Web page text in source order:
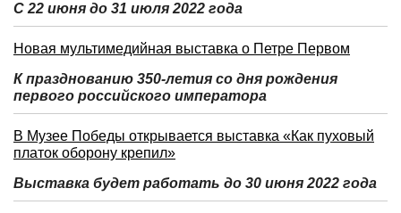
С 22 июня до 31 июля 2022 года
Новая мультимедийная выставка о Петре Первом
К празднованию 350-летия со дня рождения
первого российского императора
В Музее Победы открывается выставка «Как пуховый
платок оборону крепил»
Выставка будет работать до 30 июня 2022 года